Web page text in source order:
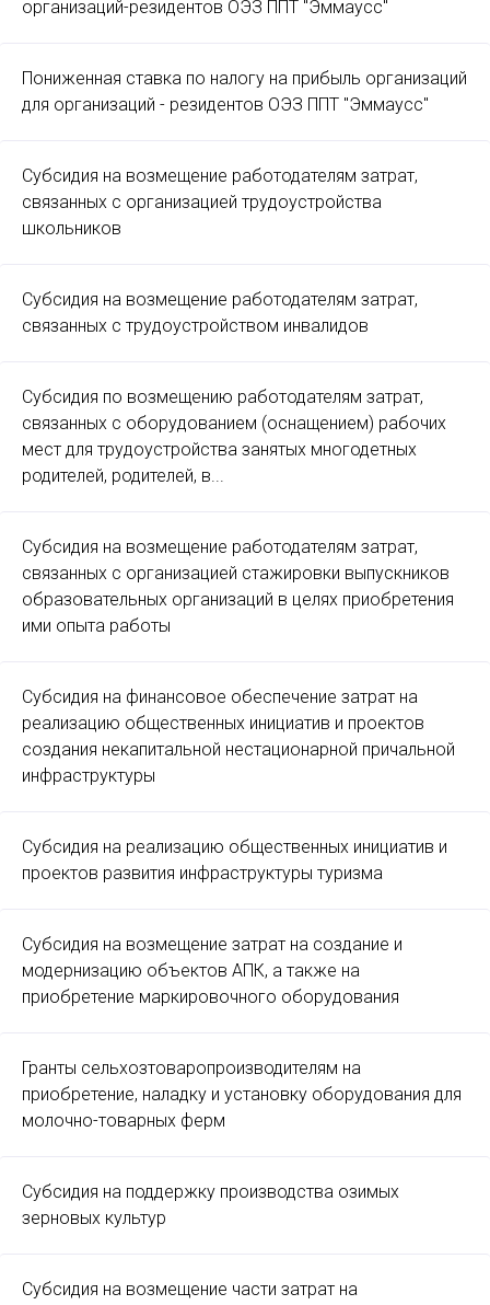
организаций-резидентов ОЭЗ ППТ "Эммаусс"
Пониженная ставка по налогу на прибыль организаций
для организаций - резидентов ОЭЗ ППТ "Эммаусс"
Субсидия на возмещение работодателям затрат,
связанных с организацией трудоустройства
школьников
Субсидия на возмещение работодателям затрат,
связанных с трудоустройством инвалидов
Субсидия по возмещению работодателям затрат,
связанных с оборудованием (оснащением) рабочих
мест для трудоустройства занятых многодетных
родителей, родителей, в...
Субсидия на возмещение работодателям затрат,
связанных с организацией стажировки выпускников
образовательных организаций в целях приобретения
ими опыта работы
Субсидия на финансовое обеспечение затрат на
реализацию общественных инициатив и проектов
создания некапитальной нестационарной причальной
инфраструктуры
Субсидия на реализацию общественных инициатив и
проектов развития инфраструктуры туризма
Субсидия на возмещение затрат на создание и
модернизацию объектов АПК, а также на
приобретение маркировочного оборудования
Гранты сельхозтоваропроизводителям на
приобретение, наладку и установку оборудования для
молочно-товарных ферм
Субсидия на поддержку производства озимых
зерновых культур
Субсидия на возмещение части затрат на